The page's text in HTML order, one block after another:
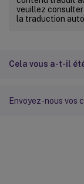
veuillez
la traduction
Cela vous a-t-il
Envoyez-nous vos